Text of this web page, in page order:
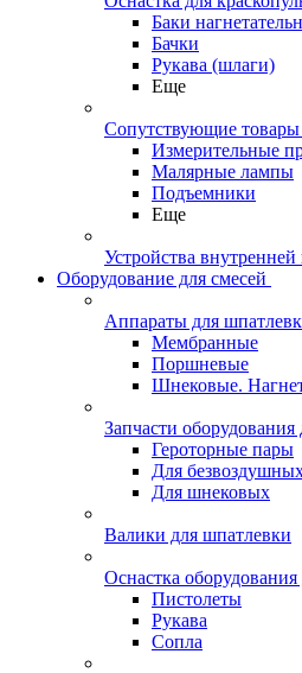
Баки
Бачки
Рукава (шлаги)
Еще
Сопутствующие товары
Измерительные
Малярные лампы
Подъемники
Еще
Устройства
Оборудование для смесей
Аппараты для
Мембранные
Поршневые
Шнековые.
Запчасти оборудования
Героторные пары
Для
Для шнековых
Валики для шпатлевки
Оснастка оборудования
Пистолеты
Рукава
Сопла